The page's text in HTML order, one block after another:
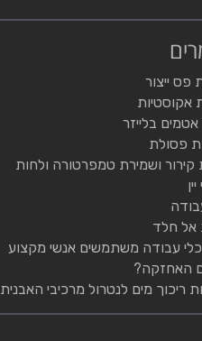
פס ייצור
אקוסטיות
אטמים בלייזר
פסולת
קירור ושמירת טמפרטורה ולחות
אל חלד
כלי עבודה משתמשים אנשי מקצוע
האחזקה?
ריכוך מים לנטרול מרכיבי האבנית